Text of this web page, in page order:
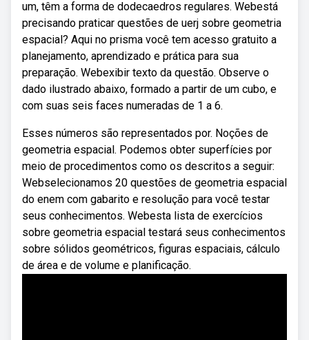
um, têm a forma de dodecaedros regulares. Webestá
precisando praticar questões de uerj sobre geometria
espacial? Aqui no prisma você tem acesso gratuito a
planejamento, aprendizado e prática para sua
preparação. Webexibir texto da questão. Observe o
dado ilustrado abaixo, formado a partir de um cubo, e
com suas seis faces numeradas de 1 a 6.
Esses números são representados por. Noções de
geometria espacial. Podemos obter superfícies por
meio de procedimentos como os descritos a seguir:
Webselecionamos 20 questões de geometria espacial
do enem com gabarito e resolução para você testar
seus conhecimentos. Webesta lista de exercícios
sobre geometria espacial testará seus conhecimentos
sobre sólidos geométricos, figuras espaciais, cálculo
de área e de volume e planificação.